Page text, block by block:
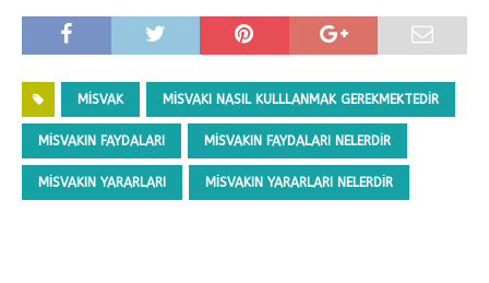
MISVAK MISVAKI NASIL KULLLANMAK GEREKMEKTEDIR
MISVAKIN FAYDALARI MISVAKIN FAYDALARI NELERDIR
MISVAKIN YARARLARI MISVAKIN YARARLARI NELERDIR